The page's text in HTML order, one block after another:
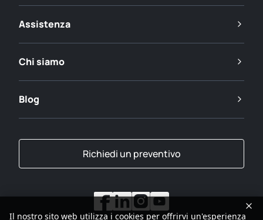
Assistenza
Chi siamo
Blog
Richiedi un preventivo
Il nostro sito web utilizza i cookies per offrirvi un'esperienza